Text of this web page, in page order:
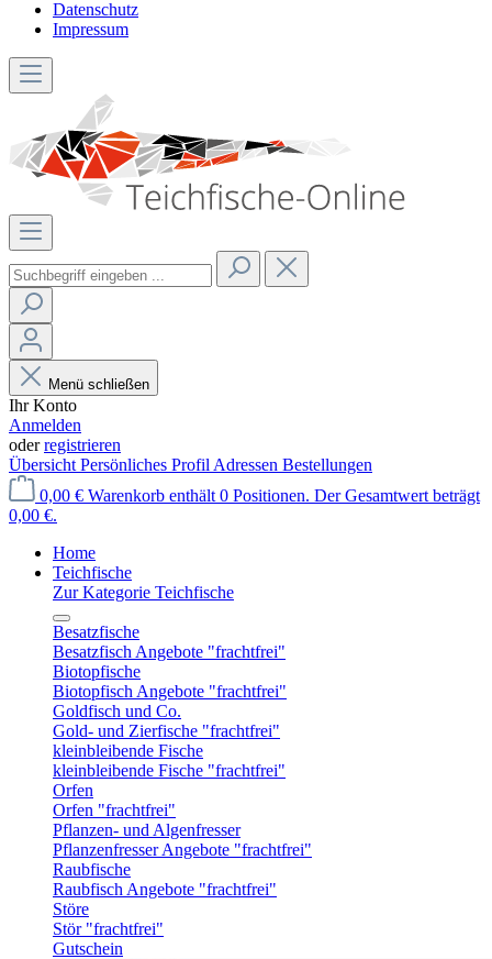
Datenschutz
Impressum
Menü schließen
Ihr Konto
Anmelden
oderregistrieren
Übersicht Persönliches Profil Adressen Bestellungen
0,00 € Warenkorb enthält 0 Positionen. Der Gesamtwert beträgt
0,00 €.
Home
Teichfische
Zur Kategorie Teichfische
Besatzfische
Besatzfisch Angebote "frachtfrei"
Biotopfische
Biotopfisch Angebote "frachtfrei"
Goldfisch und Co.
Gold- und Zierfische "frachtfrei"
kleinbleibende Fische
kleinbleibende Fische "frachtfrei"
Orfen
Orfen "frachtfrei"
Pflanzen- und Algenfresser
Pflanzenfresser Angebote "frachtfrei"
Raubfische
Raubfisch Angebote "frachtfrei"
Störe
Stör "frachtfrei"
Gutschein